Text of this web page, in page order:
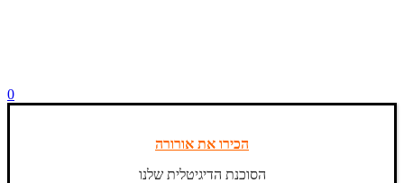
0
הכירו את אורורה
הסוכנת הדיגיטלית שלנו